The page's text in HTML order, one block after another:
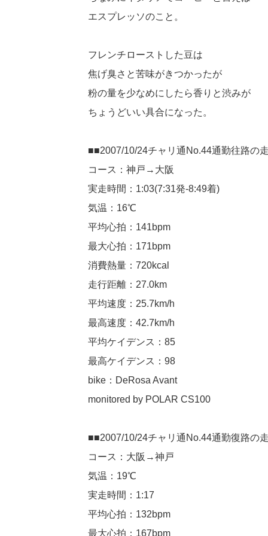
エスプレッソのこと。
フレンチローストした豆は
焦げ臭さと苦味がきつかったが
粉の量を少なめにしたら香りと渋みが
ちょうどいい具合になった。
■■2007/10/24チャリ通No.44通勤往路の
コース：神戸→大阪
実走時間：1:03(7:31発-8:49着)
気温：16℃
平均心拍：141bpm
最大心拍：171bpm
消費熱量：720kcal
走行距離：27.0km
平均速度：25.7km/h
最高速度：42.7km/h
平均ケイデンス：85
最高ケイデンス：98
bike：DeRosa Avant
monitored by POLAR CS100
■■2007/10/24チャリ通No.44通勤復路の
コース：大阪→神戸
気温：19℃
実走時間：1:17
平均心拍：132bpm
最大心拍：167bpm